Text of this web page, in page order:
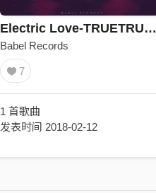
Electric Love-TRUETRUE&SUSUSU
Babel Records
7
1 首歌曲
发表时间 2018-02-12